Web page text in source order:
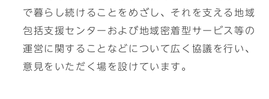
で暮らし続けることをめざし、それを支える地域
包括支援センターおよび地域密着型サービス等の
運営に関することなどについて広く協議を行い、
意見をいただく場を設けています。